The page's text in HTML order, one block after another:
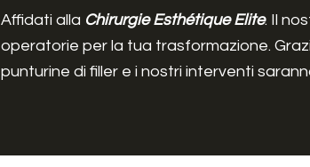
Affidati alla Chirurgie Esthétique Elite. Il
operatorie per la tua trasformazione.
punturine di filler e i nostri interventi